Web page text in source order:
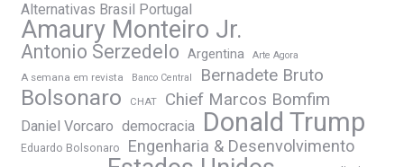
Alternativas Brasil Portugal
Amaury Monteiro Jr.
Antonio Serzedelo Argentina Arte Agora
A semana em revista Banco Central Bernadete Bruto
Bolsonaro CHAT Chief Marcos Bomfim
Daniel Vorcaro democracia Donald Trump
Eduardo Bolsonaro Engenharia & Desenvolvimento